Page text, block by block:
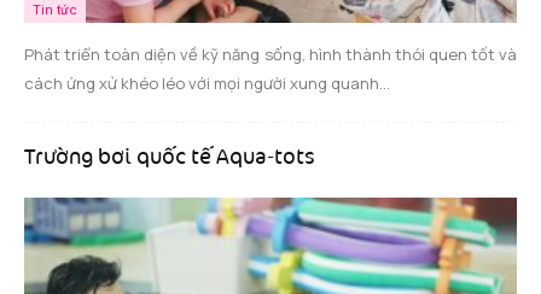
Tin tức
Phát triển toàn diện về kỹ năng sống, hình thành thói quen tốt và
cách ứng xử khéo léo với mọi người xung quanh...
Trường bơi quốc tế Aqua-tots